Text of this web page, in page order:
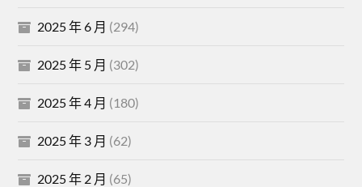
2025 年 6 月 (294)
2025 年 5 月 (302)
2025 年 4 月 (180)
2025 年 3 月 (62)
2025 年 2 月 (65)